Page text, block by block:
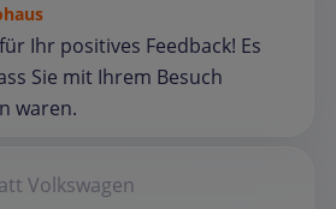
Ihr positives Feedback! Es
Sie mit Ihrem Besuch
waren.
Volkswagen